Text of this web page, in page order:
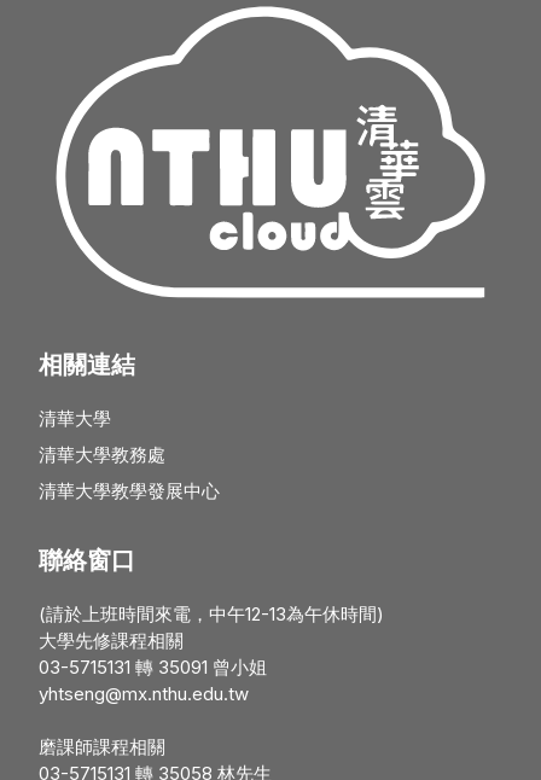
相關連結
清華大學
清華大學教務處
清華大學教學發展中心
聯絡窗口
(請於上班時間來電，中午12-13為午休時間)
大學先修課程相關
03-5715131 轉 35091 曾小姐
yhtseng@mx.nthu.edu.tw
磨課師課程相關
03-5715131 轉 35058 林先生